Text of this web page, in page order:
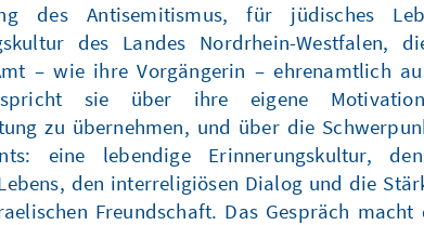
des Antisemitismus, für jüdisches
des Landes Nordrhein-Westfalen,
– wie ihre Vorgängerin – ehrenamtlich
sie über ihre eigene
zu übernehmen, und über die
eine lebendige Erinnerungskultur,
den interreligiösen Dialog und die
Freundschaft. Das Gespräch macht